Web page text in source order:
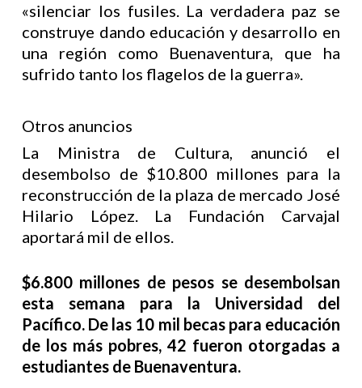
«silenciar los fusiles. La verdadera paz se
construye dando educación y desarrollo en
una región como Buenaventura, que ha
sufrido tanto los flagelos de la guerra».
Otros anuncios
La Ministra de Cultura, anunció el
desembolso de $10.800 millones para la
reconstrucción de la plaza de mercado José
Hilario López. La Fundación Carvajal
aportará mil de ellos.
$6.800 millones de pesos se desembolsan
esta semana para la Universidad del
Pacífico. De las 10 mil becas para educación
de los más pobres, 42 fueron otorgadas a
estudiantes de Buenaventura.